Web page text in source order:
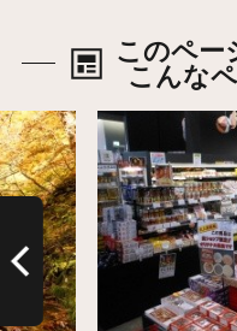
このペー
こんな
詳細はこちら